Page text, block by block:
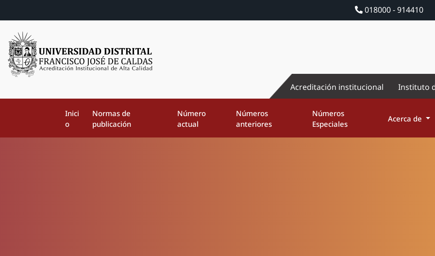
018000 - 914410
Acreditación institucional Instituto
Inici
o
Normas de
publicación
Número
actual
Números
anteriores
Números
Especiales
Acerca de